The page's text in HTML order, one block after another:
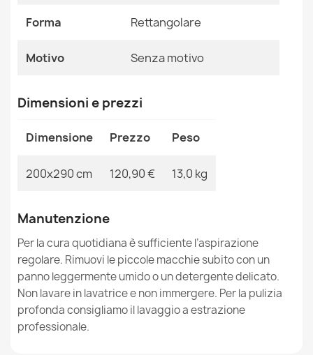
tessuto piatto ecru / crema
Tappeto IN CORDA SISAL SION rotondo A5165A Melange
tessuto piatto naturale
Tappeto IN CORDA SISAL SION rotondo A5165A Melange
tessuto piatto verde
31,90 €
Forma Rettangolare
Motivo Senza motivo
Dimensioni e prezzi
Dimensione Prezzo Peso
200x290 cm 120,90 € 13,0 kg
Manutenzione
Per la cura quotidiana è sufficiente l’aspirazione
regolare. Rimuovi le piccole macchie subito con un
panno leggermente umido o un detergente delicato.
Non lavare in lavatrice e non immergere. Per la pulizia
profonda consigliamo il lavaggio a estrazione
professionale.